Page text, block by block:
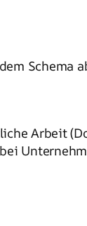
Schema
Arbeit